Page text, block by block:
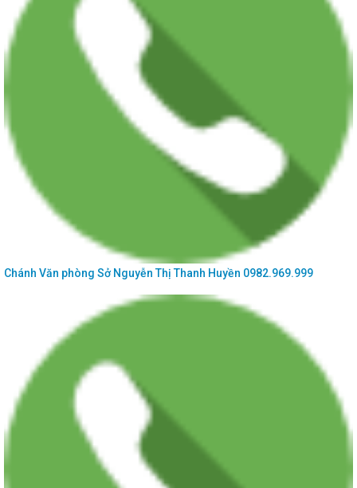
hồ sơ giải quyết thủ tục...
Thông báo số 856/TB-SKHCN ngày 30/12/2025 Về việc tuyển chọn lần 2 tổ
chức, cá nhân chủ trì thực...
Chánh Văn phòng SởNguyễn Thị Thanh Huyền 0982.969.999